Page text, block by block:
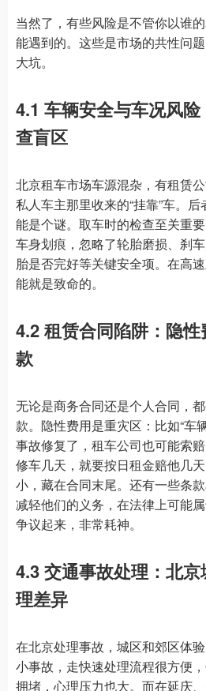
当然了，有些风险是不管你以谁
能遇到的。这些是市场的共性问
大坑。
4.1 车辆安全与车况风
查盲区
北京租车市场车源混杂，有租赁
私人车主那里收来的“挂靠”车。
能是个谜。取车时的检查至关重
车身划痕，忽略了轮胎磨损、刹
胎是否完好等关键安全项。在高
能就是致命的。
4.2 租赁合同陷阱：隐
款
无论是商务合同还是个人合同，
款。隐性费用是重灾区：比如“车
事故修复了，租车公司也可能索赔
修车几天，就要按日租金赔他几
小，藏在合同末尾。还有一些条
减轻他们的义务，在法律上可能
争议起来，非常耗神。
4.3 交通事故处理：北
理差异
在北京处理事故，城区和郊区体
小事故，走快速处理流程很方便
拥堵，心理压力也大。而在延庆